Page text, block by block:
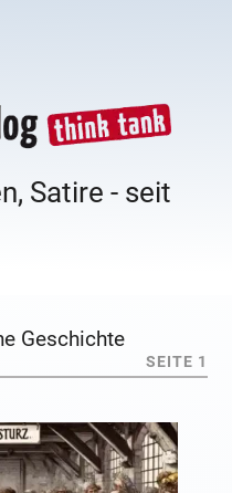
Satire - seit
Geschichte
SEITE 1